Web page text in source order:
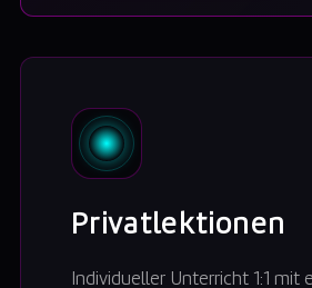
Privatlektionen
Individueller Unterricht 1:1 mit